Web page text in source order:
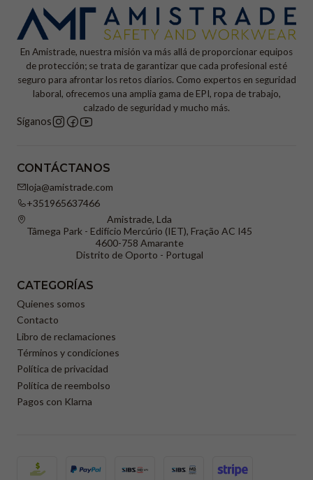
En Amistrade, nuestra misión va más allá de proporcionar equipos
de protección; se trata de garantizar que cada profesional esté
seguro para afrontar los retos diarios. Como expertos en seguridad
laboral, ofrecemos una amplia gama de EPI, ropa de trabajo,
calzado de seguridad y mucho más.
Síganos
CONTÁCTANOS
loja@amistrade.com
+351965637466
Amistrade, Lda
Tâmega Park - Edifício Mercúrio (IET), Fração AC I45
4600-758 Amarante
Distrito de Oporto - Portugal
CATEGORÍAS
Quienes somos
Contacto
Libro de reclamaciones
Términos y condiciones
Política de privacidad
Política de reembolso
Pagos con Klarna